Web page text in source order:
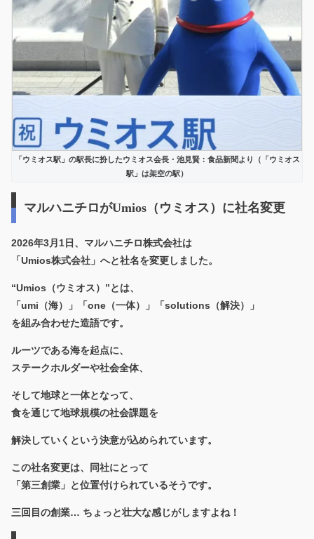
「ウミオス駅」の駅長に扮したウミオス会長・池見賢：食品新聞より（「ウミオス
駅」は架空の駅）
マルハニチロがUmios（ウミオス）に社名変更
2026年3月1日、マルハニチロ株式会社は
「Umios株式会社」へと社名を変更しました。
“Umios（ウミオス）”とは、
「umi（海）」「one（一体）」「solutions（解決）」
を組み合わせた造語です。
ルーツである海を起点に、
ステークホルダーや社会全体、
そして地球と一体となって、
食を通じて地球規模の社会課題を
解決していく という決意が込められています。
この社名変更は、同社にとって
「第三創業」と位置付けられているそうです。
三回目の創業… ちょっと壮大な感じがしますよね！